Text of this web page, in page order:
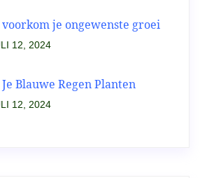
voorkom je ongewenste groei
12, 2024
Blauwe Regen Planten
12, 2024